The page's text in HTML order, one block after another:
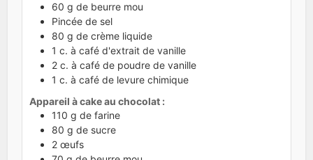
60 g de beurre mou
Pincée de sel
80 g de crème liquide
1 c. à café d'extrait de vanille
2 c. à café de poudre de vanille
1 c. à café de levure chimique
Appareil à cake au chocolat :
110 g de farine
80 g de sucre
2 œufs